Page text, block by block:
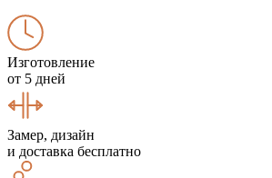
Изготовление
от 5 дней
Замер, дизайн
и доставка бесплатно